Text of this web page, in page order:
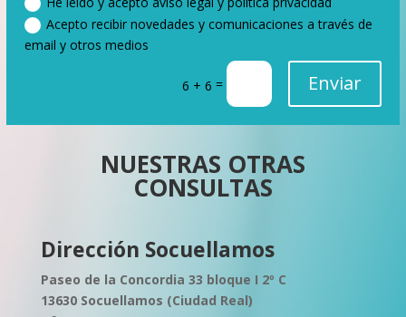
Acepto recibir novedades y comunicaciones a través de
email y otros medios
6 + 6 = Enviar
NUESTRAS OTRAS
CONSULTAS
Dirección Socuellamos
Paseo de la Concordia 33 bloque I 2º C
13630 Socuellamos (Ciudad Real)